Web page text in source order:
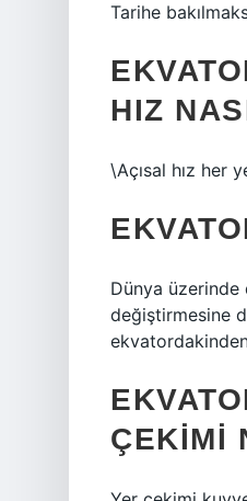
Tarihe
HIZ
\Açısal hız her
Dünya üzerinde
değiştirmesine
ÇEKIMI